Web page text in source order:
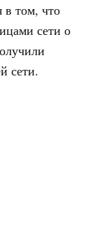
в том, что
сети о
сети.